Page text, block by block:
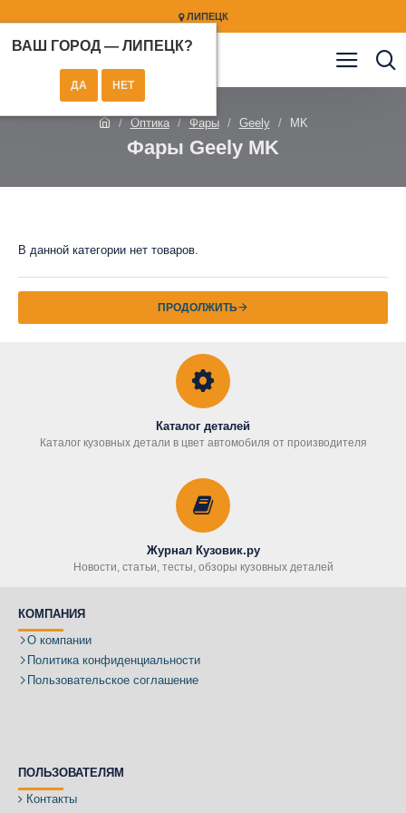
ЛИПЕЦК
ВАШ ГОРОД — ЛИПЕЦК?
Оптика Фары Geely MK
Фары Geely MK
В данной категории нет товаров.
ПРОДОЛЖИТЬ
Каталог деталей
Каталог кузовных детали в цвет автомобиля от производителя
Журнал Кузовик.ру
Новости, статьи, тесты, обзоры кузовных деталей
КОМПАНИЯ
О компании
Политика конфиденциальности
Пользовательское соглашение
ПОЛЬЗОВАТЕЛЯМ
Контакты